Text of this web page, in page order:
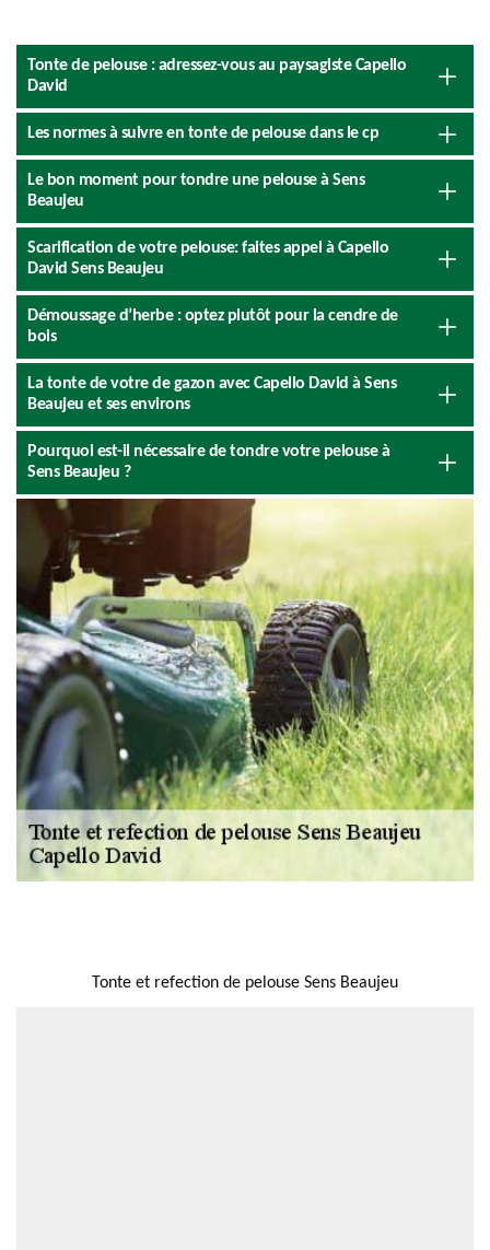
Tonte de pelouse : adressez-vous au paysagiste Capello
David
Les normes à suivre en tonte de pelouse dans le cp
Le bon moment pour tondre une pelouse à Sens
Beaujeu
Scarification de votre pelouse: faites appel à Capello
David Sens Beaujeu
Démoussage d’herbe : optez plutôt pour la cendre de
bois
La tonte de votre de gazon avec Capello David à Sens
Beaujeu et ses environs
Pourquoi est-il nécessaire de tondre votre pelouse à
Sens Beaujeu ?
Tonte et refection de pelouse Sens Beaujeu